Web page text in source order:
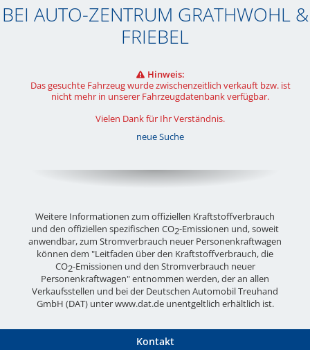
BEI AUTO-ZENTRUM GRATHWOHL &
FRIEBEL
Hinweis:
Das gesuchte Fahrzeug wurde zwischenzeitlich verkauft bzw. ist
nicht mehr in unserer Fahrzeugdatenbank verfügbar.
Vielen Dank für Ihr Verständnis.
neue Suche
Weitere Informationen zum offiziellen Kraftstoffverbrauch
und den offiziellen spezifischen CO2-Emissionen und, soweit
anwendbar, zum Stromverbrauch neuer Personenkraftwagen
können dem "Leitfaden über den Kraftstoffverbrauch, die
CO2-Emissionen und den Stromverbrauch neuer
Personenkraftwagen" entnommen werden, der an allen
Verkaufsstellen und bei der Deutschen Automobil Treuhand
GmbH (DAT) unterwww.dat.deunentgeltlich erhältlich ist.
Kontakt